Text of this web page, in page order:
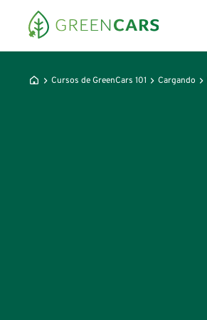
Cursos de GreenCars 101 Cargando